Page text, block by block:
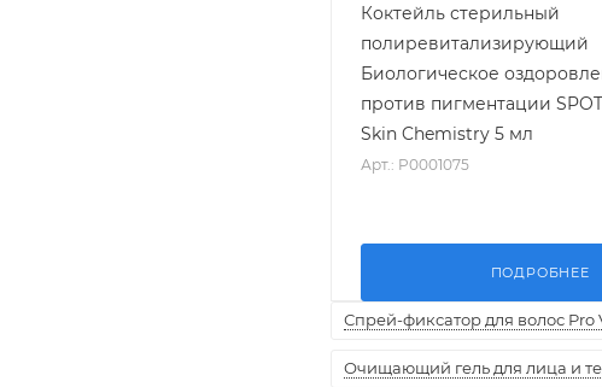
Коктейль стерильный
полиревитализирующий
Биологическое
против пигментации
Skin Chemistry 5 мл
Арт.: P0001075
ПОДРОБНЕЕ
Спрей-фиксатор для волос Pro
Очищающий гель для лица и